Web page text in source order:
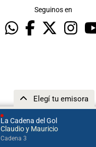
La Cadena del Gol
Claudio y Mauricio
Cadena 3
Elegí tu emisora
Seguinos en